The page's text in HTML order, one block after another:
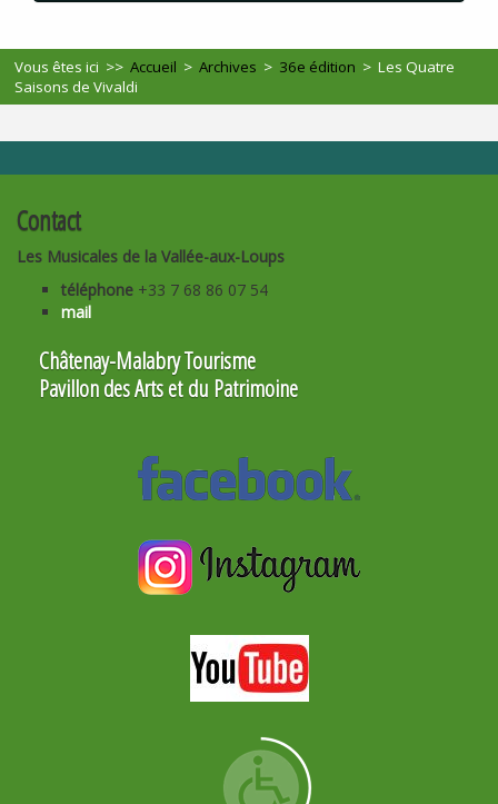
Vous êtes ici >>Accueil >Archives > 36e édition >Les Quatre
Saisons de Vivaldi
Contact
Les Musicales de la Vallée-aux-Loups
téléphone +33 7 68 86 07 54
mail
Châtenay-Malabry Tourisme
Pavillon des Arts et du Patrimoine